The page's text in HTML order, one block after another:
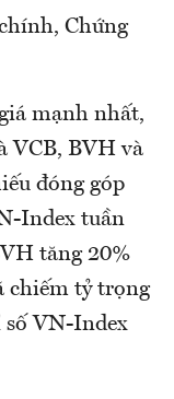
Chứng
mạnh nhất,
VCB, BVH và
đóng góp
Index tuần
tăng 20%
chiếm tỷ trọng
số VN-Index